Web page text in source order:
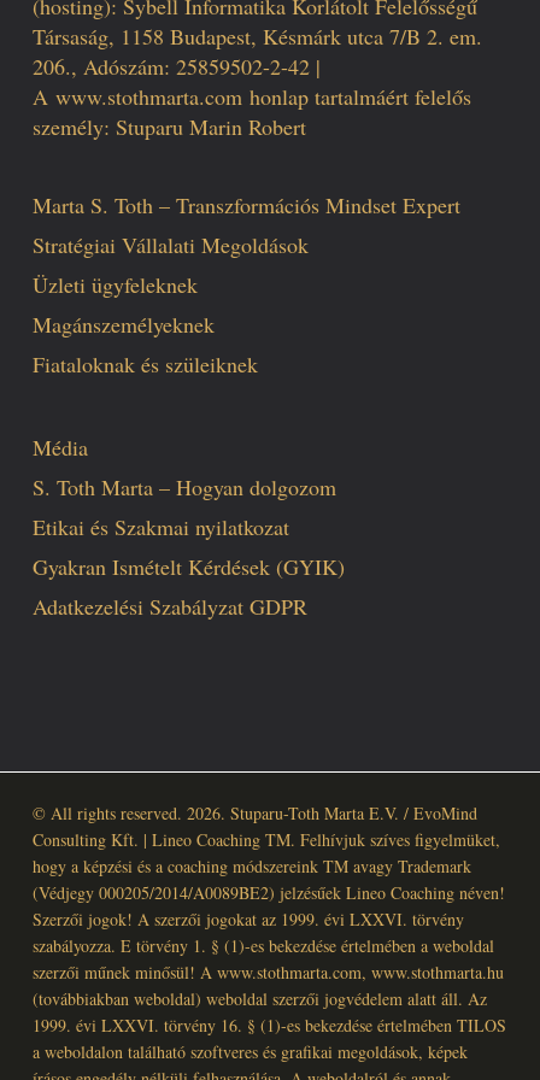
(hosting): Sybell Informatika Korlátolt Felelősségű
Társaság, 1158 Budapest, Késmárk utca 7/B 2. em.
206., Adószám: 25859502-2-42 |
A www.stothmarta.comhonlap tartalmáért felelős
személy: Stuparu Marin Robert
Marta S. Toth – Transzformációs Mindset Expert
Stratégiai Vállalati Megoldások
Üzleti ügyfeleknek
Magánszemélyeknek
Fiataloknak és szüleiknek
Média
S. Toth Marta – Hogyan dolgozom
Etikai és Szakmai nyilatkozat
Gyakran Ismételt Kérdések (GYIK)
Adatkezelési Szabályzat GDPR
© All rights reserved. 2026. Stuparu-Toth Marta E.V. / EvoMind
Consulting Kft. | Lineo Coaching TM. Felhívjuk szíves figyelmüket,
hogy a képzési és a coaching módszereink TM avagy Trademark
(Védjegy 000205/2014/A0089BE2) jelzésűek Lineo Coaching néven!
Szerzői jogok! A szerzői jogokat az 1999. évi LXXVI. törvény
szabályozza. E törvény 1. § (1)-es bekezdése értelmében a weboldal
szerzői műnek minősül! A www.stothmarta.com, www.stothmarta.hu
(továbbiakban weboldal) weboldal szerzői jogvédelem alatt áll. Az
1999. évi LXXVI. törvény 16. § (1)-es bekezdése értelmében TILOS
a weboldalon található szoftveres és grafikai megoldások, képek